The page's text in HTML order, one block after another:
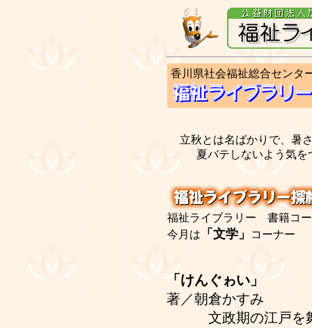
香川県社会福祉総合センタ
立秋とは名ばかりで、暑
夏バテしないよう気
福祉ライブラリー 書籍コ
今月は
「文学」 コーナー
「けんぐゎい」
著／朝倉かすみ
文政期の江戸を